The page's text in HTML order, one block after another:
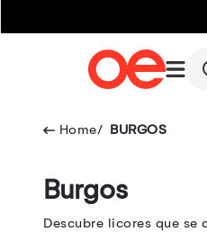
BURGOS
Burgos
Descubre licores que